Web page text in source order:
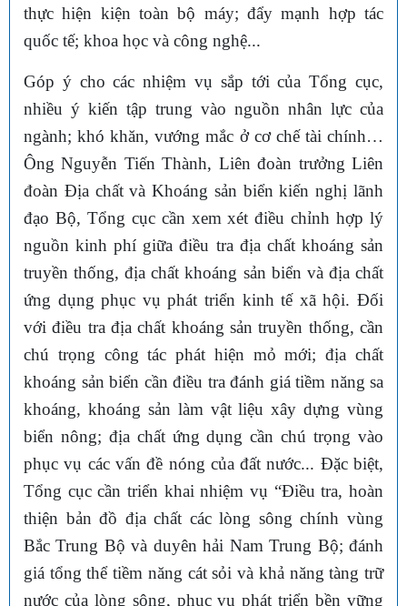
thực hiện kiện toàn bộ máy; đẩy mạnh hợp tác
quốc tế; khoa học và công nghệ...
Góp ý cho các nhiệm vụ sắp tới của Tổng cục,
nhiều ý kiến tập trung vào nguồn nhân lực của
ngành; khó khăn, vướng mắc ở cơ chế tài chính…
Ông Nguyễn Tiến Thành, Liên đoàn trưởng Liên
đoàn Địa chất và Khoáng sản biển kiến nghị lãnh
đạo Bộ, Tổng cục cần xem xét điều chỉnh hợp lý
nguồn kinh phí giữa điều tra địa chất khoáng sản
truyền thống, địa chất khoáng sản biển và địa chất
ứng dụng phục vụ phát triển kinh tế xã hội. Đối
với điều tra địa chất khoáng sản truyền thống, cần
chú trọng công tác phát hiện mỏ mới; địa chất
khoáng sản biển cần điều tra đánh giá tiềm năng sa
khoáng, khoáng sản làm vật liệu xây dựng vùng
biển nông; địa chất ứng dụng cần chú trọng vào
phục vụ các vấn đề nóng của đất nước... Đặc biệt,
Tổng cục cần triển khai nhiệm vụ “Điều tra, hoàn
thiện bản đồ địa chất các lòng sông chính vùng
Bắc Trung Bộ và duyên hải Nam Trung Bộ; đánh
giá tổng thể tiềm năng cát sỏi và khả năng tàng trữ
nước của lòng sông, phục vụ phát triển bền vững